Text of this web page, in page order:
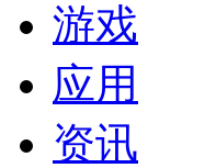
游戏
应用
资讯